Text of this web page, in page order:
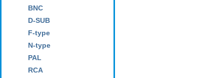
BNC
D-SUB
F-type
N-type
PAL
RCA